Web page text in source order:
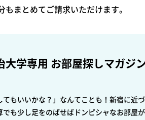
もまとめてご請求いただけます。
大学専用 お部屋探しマガジ
てもいいかな？」なんてことも！新宿に近
も少し足をのばせばドンピシャなお部屋